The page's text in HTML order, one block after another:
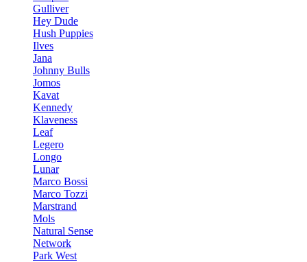
Gulliver
Hey Dude
Hush Puppies
Ilves
Jana
Johnny Bulls
Jomos
Kavat
Kennedy
Klaveness
Leaf
Legero
Longo
Lunar
Marco Bossi
Marco Tozzi
Marstrand
Mols
Natural Sense
Network
Park West